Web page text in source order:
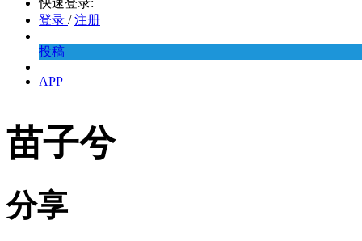
快速登录:
登录 / 注册
投稿
APP
苗子兮
分享